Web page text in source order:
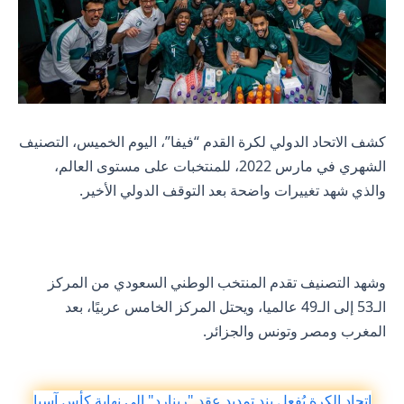
كشف الاتحاد الدولي لكرة القدم “فيفا”، اليوم الخميس، التصنيف
الشهري في مارس 2022، للمنتخبات على مستوى العالم،
والذي شهد تغييرات واضحة بعد التوقف الدولي الأخير.
وشهد التصنيف تقدم المنتخب الوطني السعودي من المركز
الـ53 إلى الـ49 عالميا، ويحتل المركز الخامس عربيًا، بعد
المغرب ومصر وتونس والجزائر.